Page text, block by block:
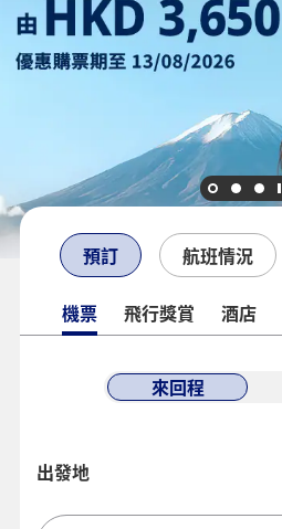
預訂 航班情況
機票 飛行獎賞 酒店
來回程
出發地